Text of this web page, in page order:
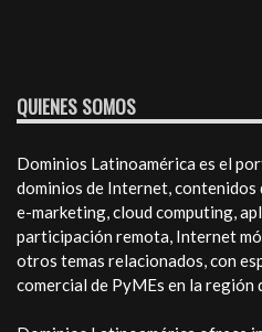
QUIENES SOMOS
Dominios Latinoamérica es el
dominios de Internet,
e-marketing, cloud computing,
participación remota, Internet
otros temas relacionados, con
comercial de PyMEs en la región